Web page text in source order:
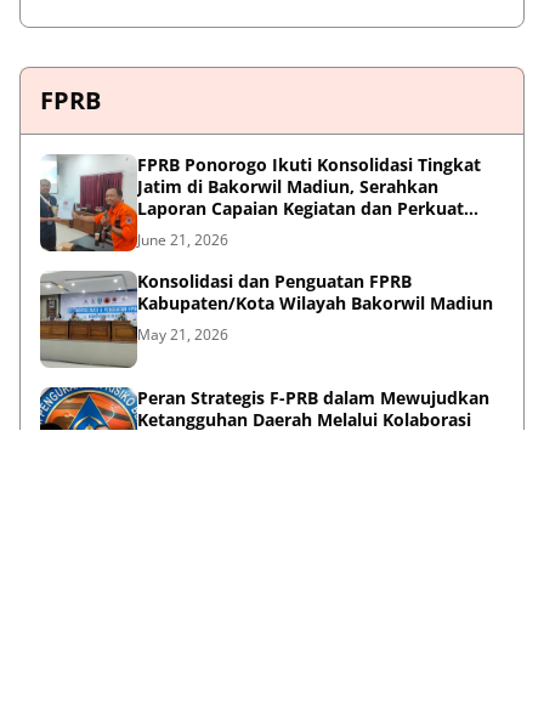
FPRB
FPRB Ponorogo Ikuti Konsolidasi Tingkat
Jatim di Bakorwil Madiun, Serahkan
Laporan Capaian Kegiatan dan Perkuat
Sinergi Pentahelix
June 21, 2026
Konsolidasi dan Penguatan FPRB
Kabupaten/Kota Wilayah Bakorwil Madiun
May 21, 2026
Peran Strategis F-PRB dalam Mewujudkan
Ketangguhan Daerah Melalui Kolaborasi